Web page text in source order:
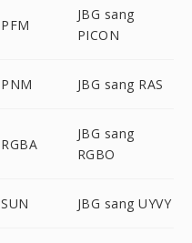
JBG sang
PICON
JBG sang RAS
JBG sang
RGBO
JBG sang UYVY